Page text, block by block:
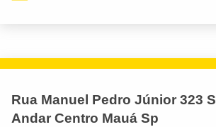
Rua Manuel Pedro Júnior 323
Andar Centro Mauá Sp